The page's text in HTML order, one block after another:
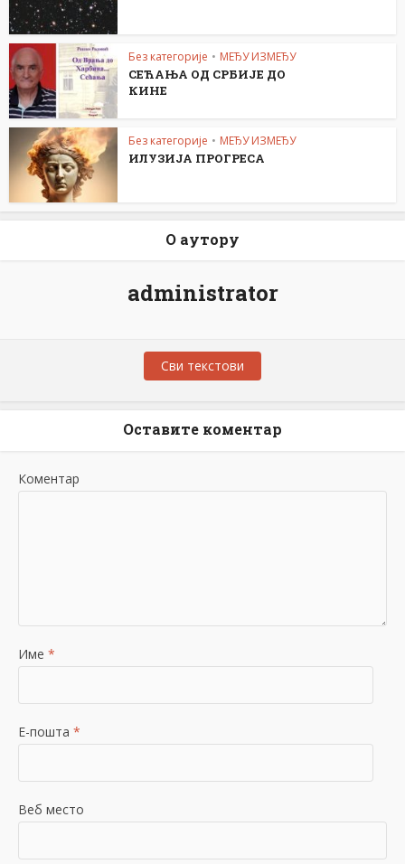
Без категорије • МЕЂУ ИЗМЕЂУ
СЕЋАЊА ОД СРБИЈЕ ДО
КИНЕ
Без категорије • МЕЂУ ИЗМЕЂУ
ИЛУЗИЈА ПРОГРЕСА
О аутору
administrator
Сви текстови
Оставите коментар
Коментар
Име *
Е-пошта *
Веб место